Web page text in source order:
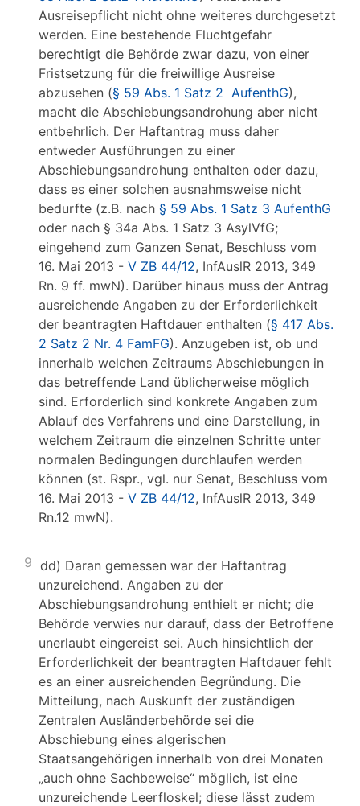
Ausreisepflicht nicht ohne weiteres durchgesetzt
werden. Eine bestehende Fluchtgefahr
berechtigt die Behörde zwar dazu, von einer
Fristsetzung für die freiwillige Ausreise
abzusehen (§ 59 Abs. 1 Satz 2 AufenthG),
macht die Abschiebungsandrohung aber nicht
entbehrlich. Der Haftantrag muss daher
entweder Ausführungen zu einer
Abschiebungsandrohung enthalten oder dazu,
dass es einer solchen ausnahmsweise nicht
bedurfte (z.B. nach § 59 Abs. 1 Satz 3 AufenthG
oder nach § 34a Abs. 1 Satz 3 AsylVfG;
eingehend zum Ganzen Senat, Beschluss vom
16. Mai 2013 - V ZB 44/12, InfAuslR 2013, 349
Rn. 9 ff. mwN). Darüber hinaus muss der Antrag
ausreichende Angaben zu der Erforderlichkeit
der beantragten Haftdauer enthalten (§ 417 Abs.
2 Satz 2 Nr. 4 FamFG). Anzugeben ist, ob und
innerhalb welchen Zeitraums Abschiebungen in
das betreffende Land üblicherweise möglich
sind. Erforderlich sind konkrete Angaben zum
Ablauf des Verfahrens und eine Darstellung, in
welchem Zeitraum die einzelnen Schritte unter
normalen Bedingungen durchlaufen werden
können (st. Rspr., vgl. nur Senat, Beschluss vom
16. Mai 2013 - V ZB 44/12, InfAuslR 2013, 349
Rn.12 mwN).
9 dd) Daran gemessen war der Haftantrag
unzureichend. Angaben zu der
Abschiebungsandrohung enthielt er nicht; die
Behörde verwies nur darauf, dass der Betroffene
unerlaubt eingereist sei. Auch hinsichtlich der
Erforderlichkeit der beantragten Haftdauer fehlt
es an einer ausreichenden Begründung. Die
Mitteilung, nach Auskunft der zuständigen
Zentralen Ausländerbehörde sei die
Abschiebung eines algerischen
Staatsangehörigen innerhalb von drei Monaten
„auch ohne Sachbeweise“ möglich, ist eine
unzureichende Leerfloskel; diese lässt zudem